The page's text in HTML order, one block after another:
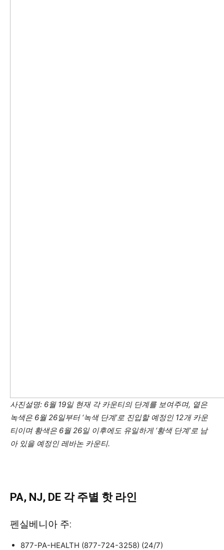
사진설명: 6월 19일 현재 각 카운티의 단계를 보여주며, 옅은
녹색은 6월 26일부터 ‘녹색 단계’로 진입할 예정인 12개 카운
티이며 황색은 6월 26일 이후에도 유일하게 ‘황색 단계’로 남
아 있을 예정인 레바논 카운티.
PA, NJ, DE 각 주별 핫 라인
펜실베니아 주:
877-PA-HEALTH (877-724-3258) (24/7)